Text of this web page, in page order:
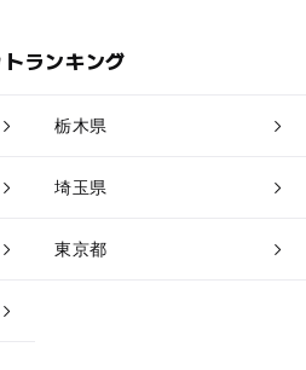
ランキング
栃木県
埼玉県
東京都